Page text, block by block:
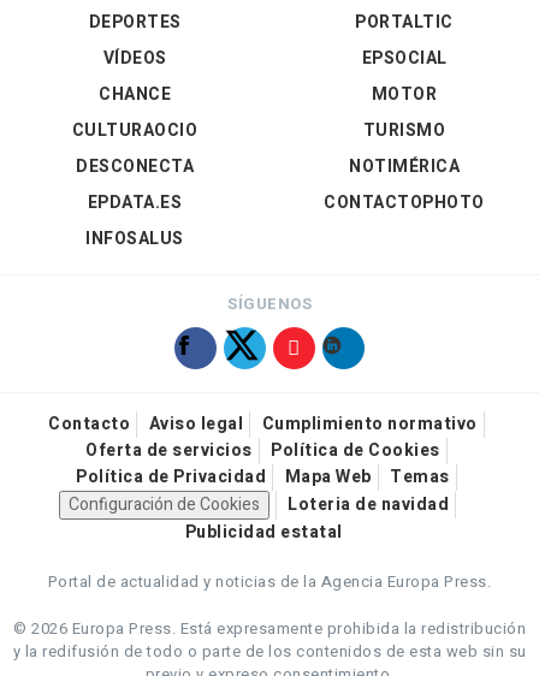
DEPORTES
VÍDEOS
PORTALTIC
EPSOCIAL
CHANCE
CULTURAOCIO
DESCONECTA
EPDATA.ES
INFOSALUS
MOTOR
TURISMO
NOTIMÉRICA
CONTACTOPHOTO
SÍGUENOS
Contacto Aviso legal
Cumplimiento normativo
Oferta de servicios
Política de Cookies
Política de Privacidad
Mapa Web
Temas
Configuración de Cookies
Loteria de navidad
Publicidad estatal
Portal de actualidad y noticias de la Agencia Europa Press.
© 2026 Europa Press. Está expresamente prohibida la redistribución
y la redifusión de todo o parte de los contenidos de esta web sin su